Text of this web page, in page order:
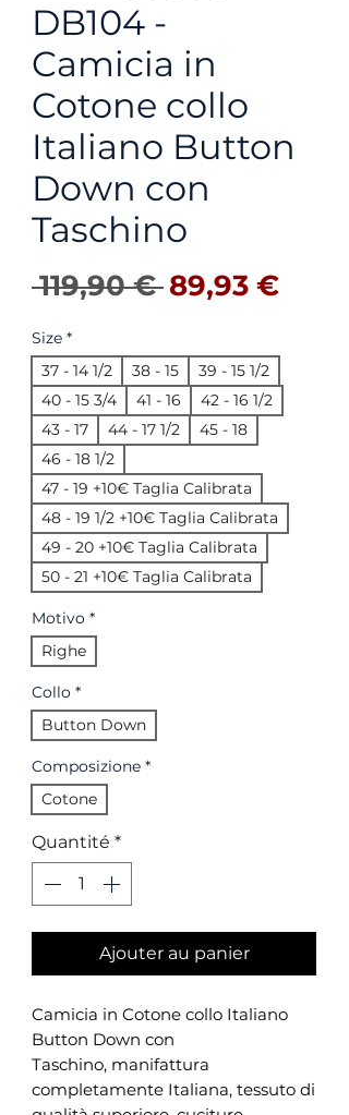
DB104 -
Camicia in
Cotone collo
Italiano Button
Down con
Taschino
119,90 € Prix original
89,93 €Prix
Size *
37 - 14 1/2
38 - 15
39 - 15 1/2
40 - 15 3/4
41 - 16
42 - 16 1/2
43 - 17
44 - 17 1/2
45 - 18
46 - 18 1/2
47 - 19 +10€ Taglia Calibrata
48 - 19 1/2 +10€ Taglia Calibrata
49 - 20 +10€ Taglia Calibrata
50 - 21 +10€ Taglia Calibrata
Motivo *
Righe
Collo *
Button Down
Composizione *
Cotone
Quantité *
Ajouter au panier
Camicia in Cotone collo Italiano
Button Down con
Taschino, manifattura
completamente Italiana, tessuto di